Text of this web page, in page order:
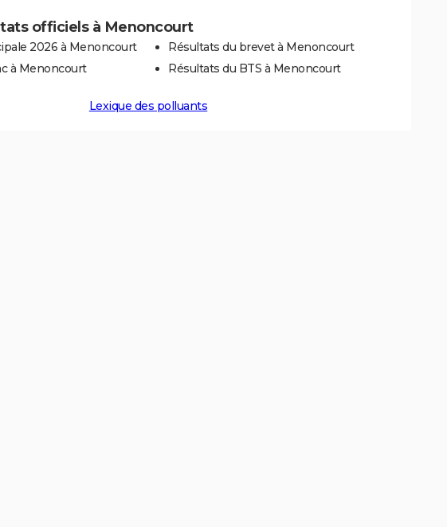
officiels à Menoncourt
2026 à Menoncourt
à Menoncourt
Résultats du brevet à Menoncourt
Résultats du BTS à Menoncourt
Lexique des polluants